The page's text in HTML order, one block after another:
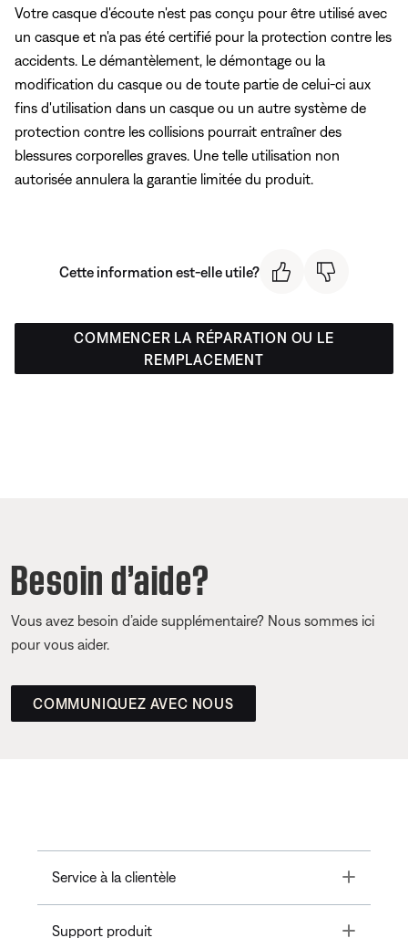
Votre casque d'écoute n'est pas conçu pour être utilisé avec
un casque et n'a pas été certifié pour la protection contre les
accidents. Le démantèlement, le démontage ou la
modification du casque ou de toute partie de celui-ci aux
fins d'utilisation dans un casque ou un autre système de
protection contre les collisions pourrait entraîner des
blessures corporelles graves. Une telle utilisation non
autorisée annulera la garantie limitée du produit.
Cette information est-elle utile?
COMMENCER LA RÉPARATION OU LE
REMPLACEMENT
Besoin d’aide?
Vous avez besoin d’aide supplémentaire? Nous sommes ici
pour vous aider.
COMMUNIQUEZ AVEC NOUS
Service à la clientèle Toggle
Support produit Toggle